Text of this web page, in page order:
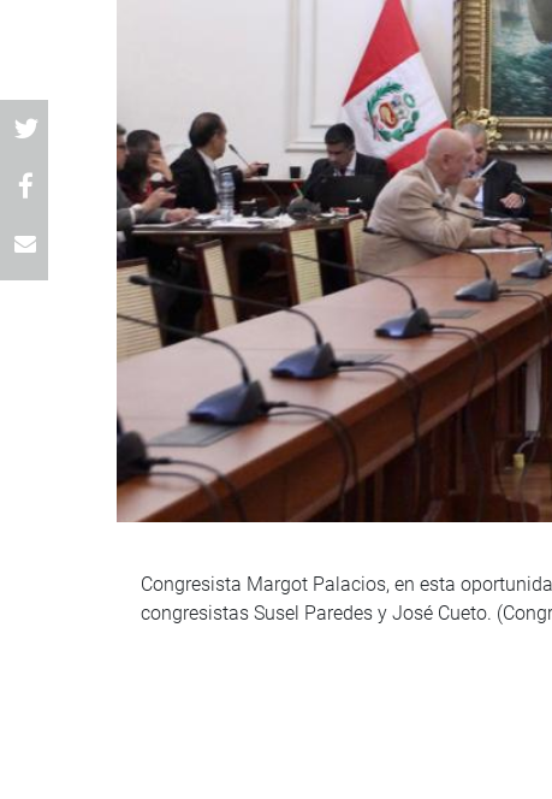
Congresista Margot Palacios, en esta
congresistas Susel Paredes y José Cueto.